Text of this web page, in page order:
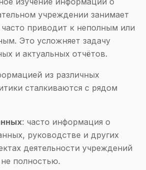
учреждении занимает
приводит к неполным или
Это усложняет задачу
и актуальных отчётов.
из различных
сталкиваются с рядом
: часто информация о
руководстве и других
деятельности учреждений
полностью.